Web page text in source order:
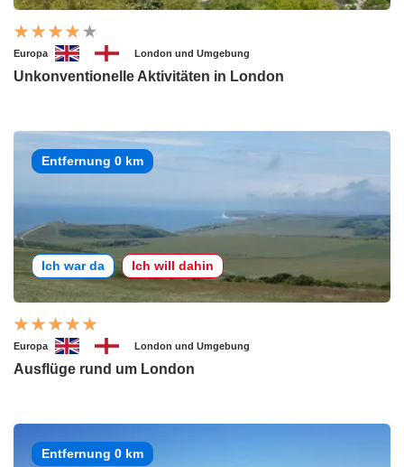
Europa London und Umgebung
Unkonventionelle Aktivitäten in London
Entfernung 0 km
Ich war da Ich will dahin
Europa London und Umgebung
Ausflüge rund um London
Entfernung 0 km